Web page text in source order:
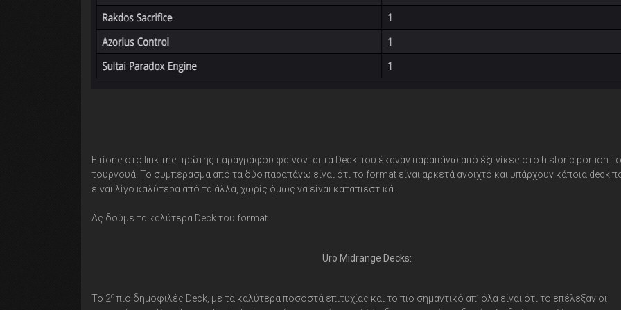
Επίσης στο link της πρώτης παραγράφου φαίνονται τα Deck που έκαναν παραπάνω από έξι νίκες στο historic portion
τουρνουά. Το συμπέρασμα από τα δύο παραπάνω είναι ότι το format είναι αρκετά ανοιχτό και υπάρχουν κάποια deck
είναι λίγο καλύτερα από τα άλλα, χωρίς όμως να είναι καταπιεστικά.
Ας δούμε τα καλύτερα Deck του format.
Uro Midrange Decks:
Το 2ο πιο δημοφιλές Deck, με τα καλύτερα ποσοστά επιτυχίας και το πιο σημαντικό απ’ όλα είναι ότι το επέλεξαν οι